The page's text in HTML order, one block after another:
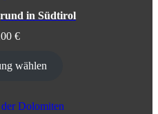
in Südtirol
€
wählen